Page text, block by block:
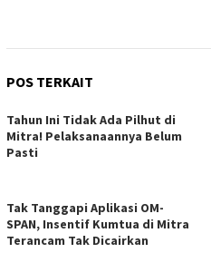
POS TERKAIT
Tahun Ini Tidak Ada Pilhut di
Mitra! Pelaksanaannya Belum
Pasti
Tak Tanggapi Aplikasi OM-
SPAN, Insentif Kumtua di Mitra
Terancam Tak Dicairkan